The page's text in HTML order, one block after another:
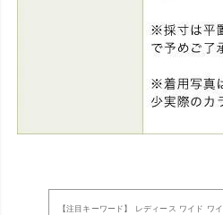
【注目キーワード】 レディース ワイド